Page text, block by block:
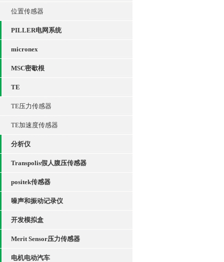
位置传感器
PILLER电网系统
micronex
MSC密歇根
TE
TE压力传感器
TE加速度传感器
分析仪
Transpolis假人腹压传感器
positek传感器
噪声和振动记录仪
开发模拟盒
Merit Sensor压力传感器
电机电动汽车